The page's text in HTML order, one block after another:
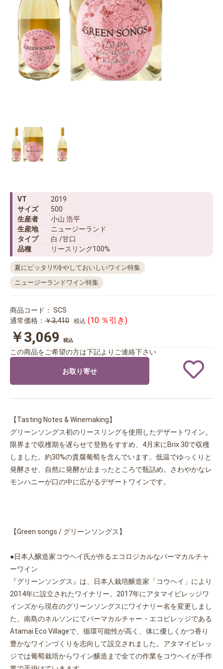
VT
2019
サイズ
500
生産者
小山 浩平
生産地
ニュージーランド
タイプ
白 /甘口
品種
リースリング100%
夏にピッタリ!!冷やしておいしいワイン特集
ニュージーランドワイン特集
商品コード： SCS
通常価格： ￥3,410 税込 (10 ％引き)
￥3,069 税込
この商品をご希望の方は下記よりご連絡下さい
お取り寄せ
【Tasting Notes & Winemaking】
グリーンソングス初のリースリングを使用したデザートワイン。
限界まで収穫期を遅らせて登熟をすすめ、4月末にBrix 30で収穫
しました。約30%の貴腐葡萄を含んでいます。低温でゆっくりと
発酵させ、自然に発酵が止まったところで瓶詰め。さわやかなレ
モンハニーが口の中に広がるデザートワインです。
【Green songs / グリーンソングス】
●日本人醸造家コウヘイ氏が作るエコロジカルなパーマカルチャ
ーワイン
『グリーンソングス』は、日本人栽培醸造家「コウヘイ」により
2014年に設立されたワイナリー。2017年にアタマイビレッジワ
インズから現在のグリーンソングスにワイナリー名を変更しまし
た。南島のネルソンにてパーマカルチャー・エコビレッジである
Atamai Eco Villageで、循環可能性が高く、体に優しくかつ香り
豊かなワインづくりを志向して設立されました。アタマイビレッ
ジでは葡萄栽培からワイン醸造まで全ての作業をコウヘイが手作